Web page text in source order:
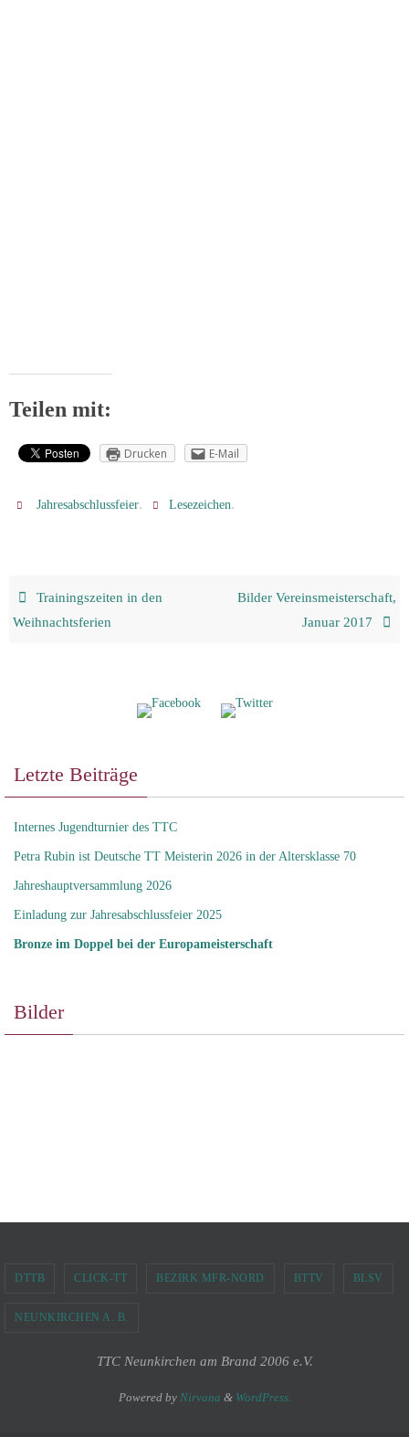
Teilen mit:
Drucken E-Mail
Jahresabschlussfeier. Lesezeichen.
Trainingszeiten in den
Weihnachtsferien
Bilder Vereinsmeisterschaft,
Januar 2017
Letzte Beiträge
Internes Jugendturnier des TTC
Petra Rubin ist Deutsche TT Meisterin 2026 in der Altersklasse 70
Jahreshauptversammlung 2026
Einladung zur Jahresabschlussfeier 2025
Bronze im Doppel bei der Europameisterschaft
Bilder
DTTB CLICK-TT BEZIRK MFR-NORD BTTV BLSV
NEUNKIRCHEN A. B.
TTC Neunkirchen am Brand 2006 e.V.
Powered by Nirvana & WordPress.